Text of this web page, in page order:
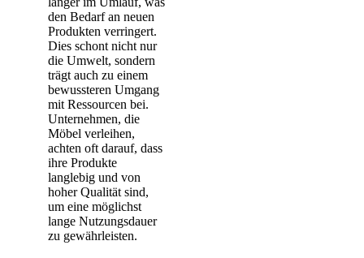
den Bedarf an neuen
Produkten verringert.
Dies schont nicht nur
die Umwelt, sondern
trägt auch zu einem
bewussteren Umgang
mit Ressourcen bei.
Unternehmen, die
Möbel verleihen,
achten oft darauf, dass
ihre Produkte
langlebig und von
hoher Qualität sind,
um eine möglichst
lange Nutzungsdauer
zu gewährleisten.